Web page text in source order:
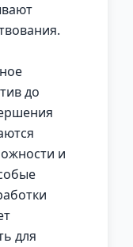
до
и
для